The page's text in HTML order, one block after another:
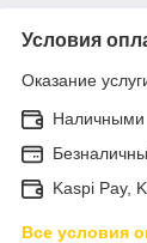
Условия
Оказание
Наличными
Kaspi Pay,
Все условия